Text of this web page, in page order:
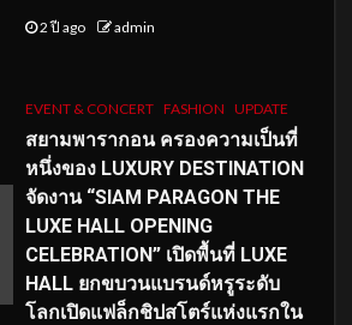
2 ปี ago admin
EVENT & CONCERT FASHION UPDATE
สยามพารากอน ครองความเป็นที่
หนึ่งของ LUXURY DESTINATION
จัดงาน “SIAM PARAGON THE
LUXE HALL OPENING
CELEBRATION” เปิดพื้นที่ LUXE
HALL ยกขบวนแบรนด์หรูระดับ
โลกเปิดแฟล็กชิปสโตร์แห่งแรกใน